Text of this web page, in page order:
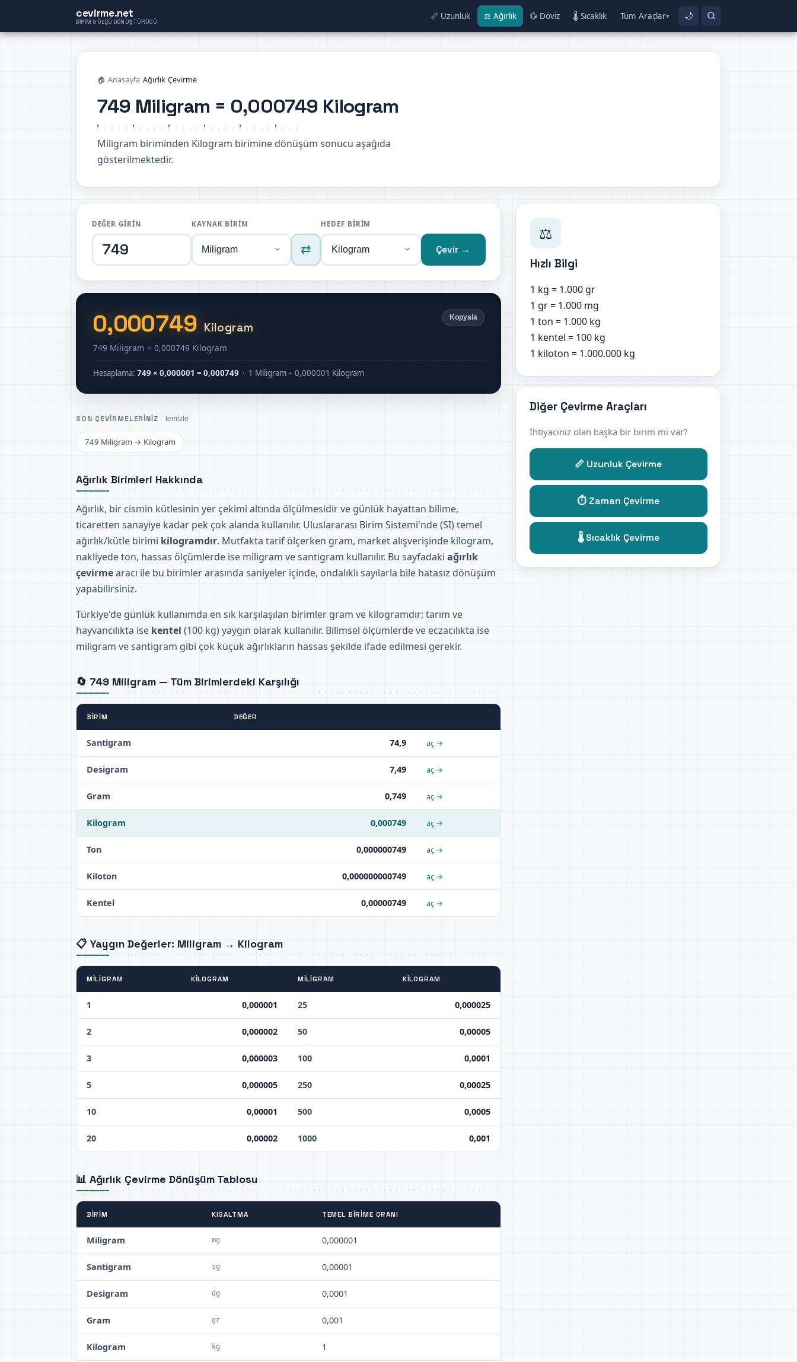
cevirme.net
BIRIM & ÖLÇÜ DÖNÜŞTÜRÜCÜ
📏 Uzunluk ⚖️ Ağırlık 💱 Döviz 🌡️ Sıcaklık Tüm Araçlar▾ 🌙
🏠 Anasayfa Ağırlık Çevirme
749 Miligram = 0,000749 Kilogram
Miligram biriminden Kilogram birimine dönüşüm sonucu aşağıda
gösterilmektedir.
DEĞER GIRIN KAYNAK BIRIM
⇄
HEDEF BIRIM
Çevir →
Kopyala
0,000749 Kilogram
749 Miligram = 0,000749 Kilogram
Hesaplama: 749 × 0,000001 = 0,000749 · 1 Miligram = 0,000001 Kilogram
SON ÇEVIRMELERINIZ temizle
749 Miligram → Kilogram
Ağırlık Birimleri Hakkında
Ağırlık, bir cismin kütlesinin yer çekimi altında ölçülmesidir ve günlük hayattan bilime,
ticaretten sanayiye kadar pek çok alanda kullanılır. Uluslararası Birim Sistemi'nde (SI) temel
ağırlık/kütle birimi kilogramdır. Mutfakta tarif ölçerken gram, market alışverişinde kilogram,
nakliyede ton, hassas ölçümlerde ise miligram ve santigram kullanılır. Bu sayfadaki ağırlık
çevirmearacı ile bu birimler arasında saniyeler içinde, ondalıklı sayılarla bile hatasız dönüşüm
yapabilirsiniz.
Türkiye'de günlük kullanımda en sık karşılaşılan birimler gram ve kilogramdır; tarım ve
hayvancılıkta ise kentel (100 kg) yaygın olarak kullanılır. Bilimsel ölçümlerde ve eczacılıkta ise
miligram ve santigram gibi çok küçük ağırlıkların hassas şekilde ifade edilmesi gerekir.
🔄 749 Miligram — Tüm Birimlerdeki Karşılığı
BIRIM DEĞER
Santigram 74,9 aç →
Desigram 7,49 aç →
Gram 0,749 aç →
Kilogram 0,000749 aç →
Ton 0,000000749 aç →
Kiloton 0,000000000749 aç →
Kentel 0,00000749 aç →
📋 Yaygın Değerler: Miligram → Kilogram
MILIGRAM KILOGRAM MILIGRAM KILOGRAM
1 0,000001 25 0,000025
2 0,000002 50 0,00005
3 0,000003 100 0,0001
5 0,000005 250 0,00025
10 0,00001 500 0,0005
20 0,00002 1000 0,001
📊 Ağırlık Çevirme Dönüşüm Tablosu
BIRIM KISALTMA TEMEL BIRIME ORANI
Miligram mg 0,000001
Santigram sg 0,00001
Desigram dg 0,0001
Gram gr 0,001
Kilogram kg 1
⚖️
Hızlı Bilgi
1 kg = 1.000 gr
1 gr = 1.000 mg
1 ton = 1.000 kg
1 kentel = 100 kg
1 kiloton = 1.000.000 kg
Diğer Çevirme Araçları
İhtiyacınız olan başka bir birim mi var?
📏 Uzunluk Çevirme
⏱️ Zaman Çevirme
🌡️ Sıcaklık Çevirme